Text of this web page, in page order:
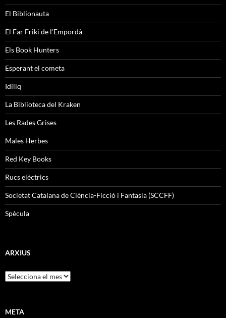
El Biblionauta
El Far Friki de l’Empordà
Els Book Hunters
Esperant el cometa
Idíliq
La Biblioteca del Kraken
Les Rades Grises
Males Herbes
Red Key Books
Rucs elèctrics
Societat Catalana de Ciència-Ficció i Fantasia (SCCFF)
Spècula
ARXIUS
Arxius
META